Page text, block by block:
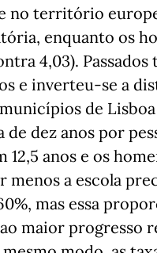
no território
enquanto os
4,03).
e inverteu-se a
de
dez anos por
12,5 anos e os
menos a escola
mas essa
maior progresso